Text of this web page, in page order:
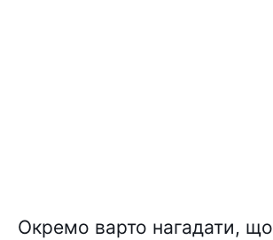
Окремо варто нагадати,